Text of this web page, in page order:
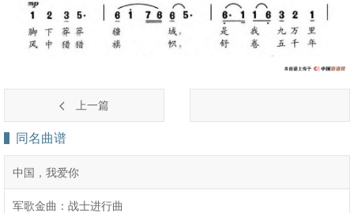
上一篇
同名曲谱
中国，我爱你
军歌金曲：战士进行曲